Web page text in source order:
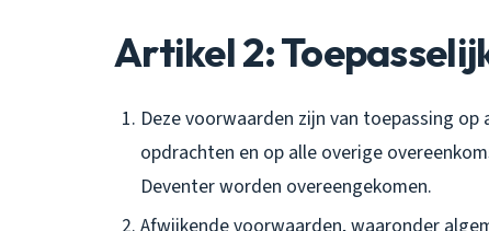
Artikel 2:
Deze voorwaarden zijn van toepassing
opdrachten en op alle overige
Deventer worden overeengekomen.